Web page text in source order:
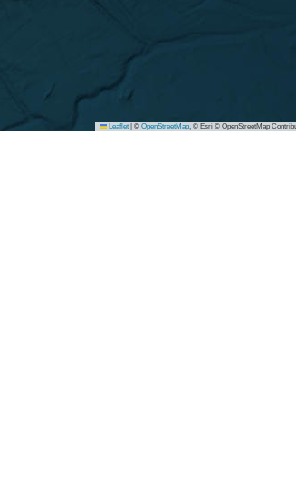
Leaflet © OpenStreetMap, © Esri © OpenStreetMap